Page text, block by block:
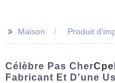
>> Maison Produit
Célèbre Pas CherCpe
Fabricant Et D'une